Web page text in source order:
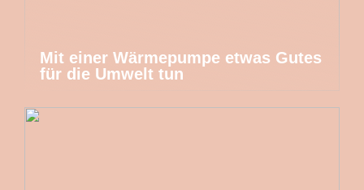
Mit einer Wärmepumpe etwas Gutes
für die Umwelt tun